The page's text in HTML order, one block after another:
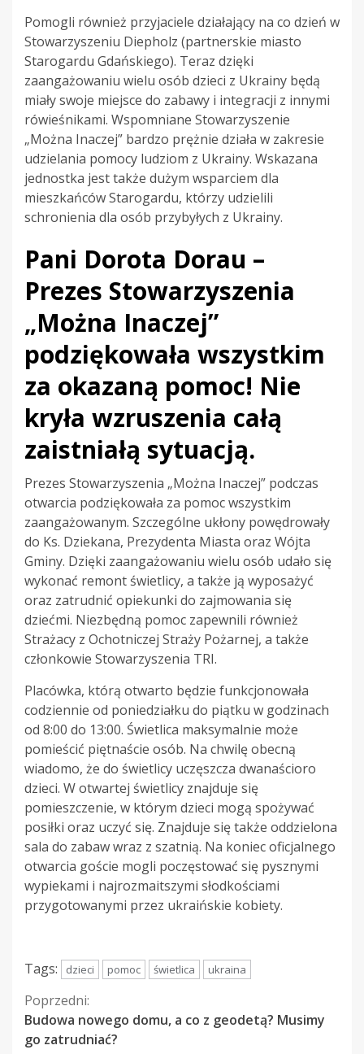
Pomogli również przyjaciele działający na co dzień w
Stowarzyszeniu Diepholz (partnerskie miasto
Starogardu Gdańskiego). Teraz dzięki
zaangażowaniu wielu osób dzieci z Ukrainy będą
miały swoje miejsce do zabawy i integracji z innymi
rówieśnikami. Wspomniane Stowarzyszenie
„Można Inaczej” bardzo prężnie działa w zakresie
udzielania pomocy ludziom z Ukrainy. Wskazana
jednostka jest także dużym wsparciem dla
mieszkańców Starogardu, którzy udzielili
schronienia dla osób przybyłych z Ukrainy.
Pani Dorota Dorau –
Prezes Stowarzyszenia
„Można Inaczej”
podziękowała wszystkim
za okazaną pomoc! Nie
kryła wzruszenia całą
zaistniałą sytuacją.
Prezes Stowarzyszenia „Można Inaczej” podczas
otwarcia podziękowała za pomoc wszystkim
zaangażowanym. Szczególne ukłony powędrowały
do Ks. Dziekana, Prezydenta Miasta oraz Wójta
Gminy. Dzięki zaangażowaniu wielu osób udało się
wykonać remont świetlicy, a także ją wyposażyć
oraz zatrudnić opiekunki do zajmowania się
dziećmi. Niezbędną pomoc zapewnili również
Strażacy z Ochotniczej Straży Pożarnej, a także
członkowie Stowarzyszenia TRI.
Placówka, którą otwarto będzie funkcjonowała
codziennie od poniedziałku do piątku w godzinach
od 8:00 do 13:00. Świetlica maksymalnie może
pomieścić piętnaście osób. Na chwilę obecną
wiadomo, że do świetlicy uczęszcza dwanaścioro
dzieci. W otwartej świetlicy znajduje się
pomieszczenie, w którym dzieci mogą spożywać
posiłki oraz uczyć się. Znajduje się także oddzielona
sala do zabaw wraz z szatnią. Na koniec oficjalnego
otwarcia goście mogli poczęstować się pysznymi
wypiekami i najrozmaitszymi słodkościami
przygotowanymi przez ukraińskie kobiety.
Tags: dzieci pomoc świetlica ukraina
Kontynuuj
czytanie
Poprzedni:
Budowa nowego domu, a co z geodetą? Musimy
go zatrudniać?